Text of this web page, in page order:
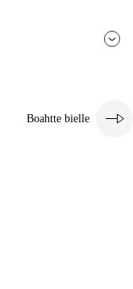
Boahtte bielle